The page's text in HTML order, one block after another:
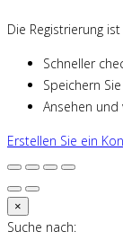
Die Registrierung
Schneller
Speichern
Ansehen
Erstellen Sie ein
×
Suche nach: